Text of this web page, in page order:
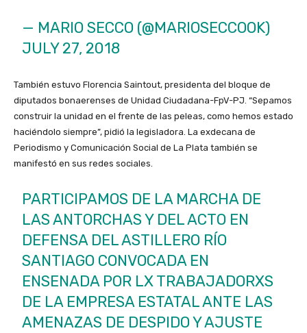
— MARIO SECCO (@MARIOSECCOOK)
JULY 27, 2018
También estuvo Florencia Saintout, presidenta del bloque de
diputados bonaerenses de Unidad Ciudadana-FpV-PJ. “Sepamos
construir la unidad en el frente de las peleas, como hemos estado
haciéndolo siempre”, pidió la legisladora. La exdecana de
Periodismo y Comunicación Social de La Plata también se
manifestó en sus redes sociales.
PARTICIPAMOS DE LA MARCHA DE
LAS ANTORCHAS Y DEL ACTO EN
DEFENSA DEL ASTILLERO RÍO
SANTIAGO CONVOCADA EN
ENSENADA POR LX TRABAJADORXS
DE LA EMPRESA ESTATAL ANTE LAS
AMENAZAS DE DESPIDO Y AJUSTE